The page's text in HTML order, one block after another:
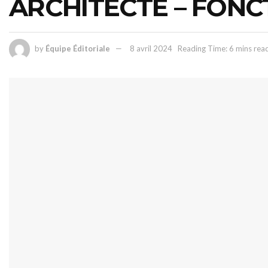
ARCHITECTE –
by Équipe Éditoriale 8 avril 2024 Reading Time: 6 mins